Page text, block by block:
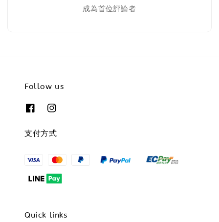
成為首位評論者
Follow us
支付方式
Quick links